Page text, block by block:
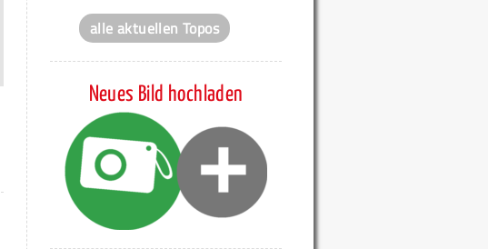
alle aktuellen Topos
Neues Bild hochladen